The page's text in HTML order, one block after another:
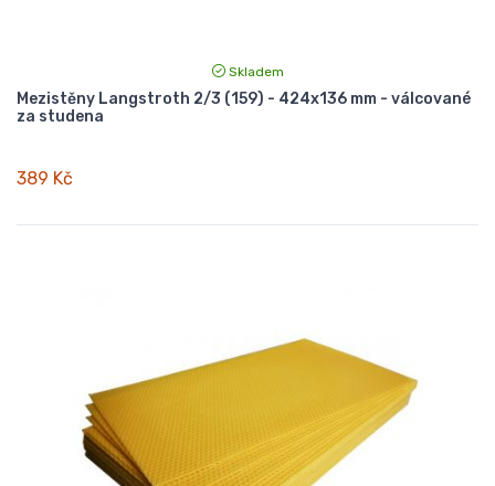
Skladem
Mezistěny Langstroth 2/3 (159) - 424x136 mm - válcované
za studena
389 Kč